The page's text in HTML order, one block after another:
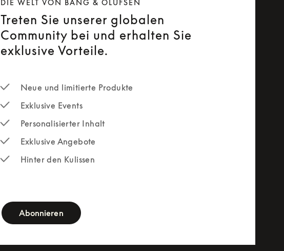
DIE WELT VON BANG & OLUFSEN
Treten Sie unserer globalen
Community bei und erhalten Sie
exklusive Vorteile.
Neue und limitierte Produkte
Exklusive Events
Personalisierter Inhalt
Exklusive Angebote
Hinter den Kulissen
Abonnieren